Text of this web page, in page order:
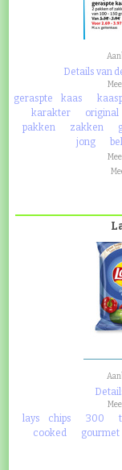
Details van
geraspte kaas
karakter
original
pakken
zakken
jong
lays chips 300
cooked
gourmet